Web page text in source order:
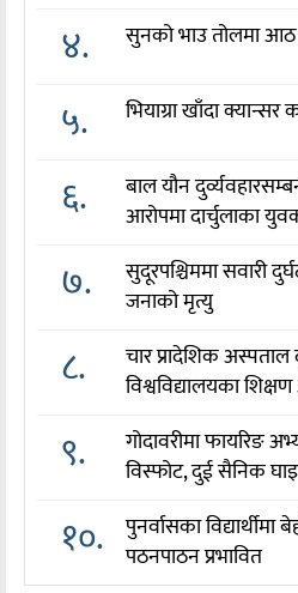
४. सुनको भाउ तोलमा
५. भियाग्रा खाँदा
६.
बाल यौन
आरोपमा दार्चुलाका
७.
सुदूरपश्चिममा सवारी
जनाको मृत्यु
८.
चार प्रादेशिक
विश्वविद्यालयका
९.
गोदावरीमा फायरिङ
विस्फोट, दुई सैनिक
१०.
पुनर्वासका
पठनपाठन प्रभावित